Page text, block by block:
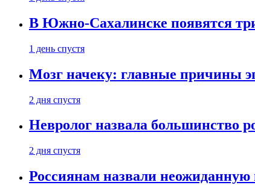
В Южно-Сахалинске появятся
1 день спустя
Мозг начеку: главные причины
2 дня спустя
Невролог назвала большинство
2 дня спустя
Россиянам назвали неожиданную